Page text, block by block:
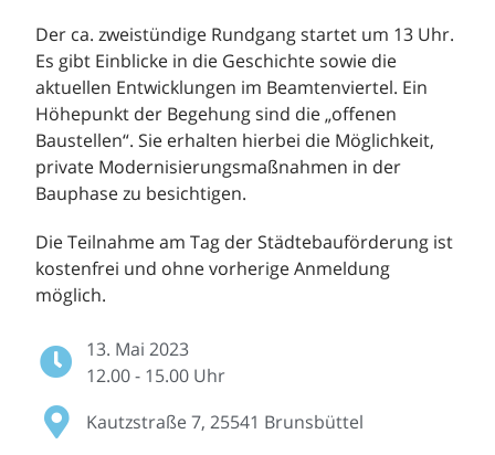
Der ca. zweistündige Rundgang startet um 13 Uhr.
Es gibt Einblicke in die Geschichte sowie die
aktuellen Entwicklungen im Beamtenviertel. Ein
Höhepunkt der Begehung sind die „offenen
Baustellen“. Sie erhalten hierbei die Möglichkeit,
private Modernisierungsmaßnahmen in der
Bauphase zu besichtigen.
Die Teilnahme am Tag der Städtebauförderung ist
kostenfrei und ohne vorherige Anmeldung
möglich.
13. Mai 2023
12.00 - 15.00 Uhr
Kautzstraße 7, 25541 Brunsbüttel